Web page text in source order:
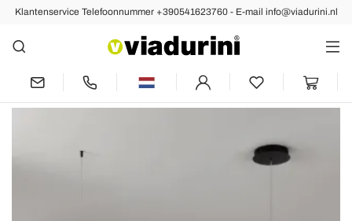
Klantenservice Telefoonnummer +390541623760 - E-mail info@viadurini.nl
Vorige Volgende
Horizontale hanglamp van metaal en
details van kunstleer - Cypress